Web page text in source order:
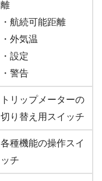
離
・航続可能距離
・外気温
・設定
・警告
トリップメーターの
切り替え用スイッチ
各種機能の操作スイ
ッチ